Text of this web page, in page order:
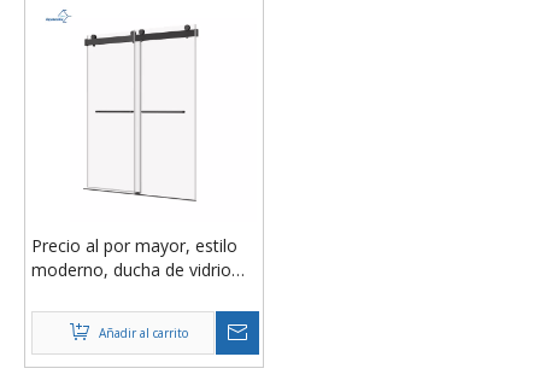
Precio al por mayor, estilo
moderno, ducha de vidrio
partición, habitación, baño,
puerta corrediza de ducha
Añadir al carrito